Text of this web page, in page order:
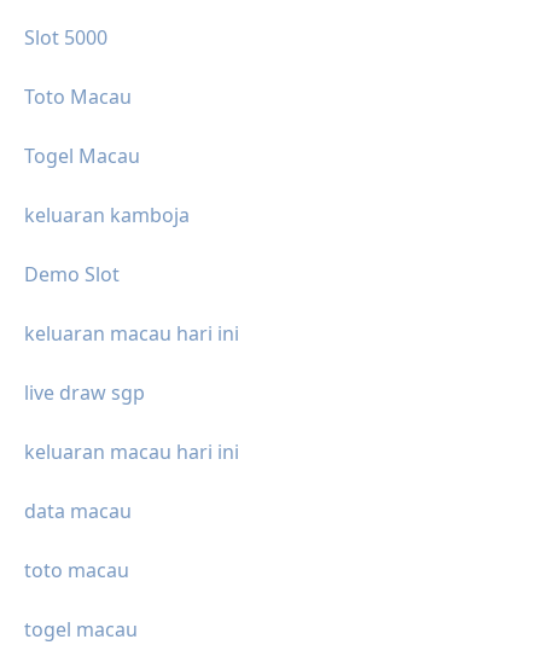
Slot 5000
Toto Macau
Togel Macau
keluaran kamboja
Demo Slot
keluaran macau hari ini
live draw sgp
keluaran macau hari ini
data macau
toto macau
togel macau